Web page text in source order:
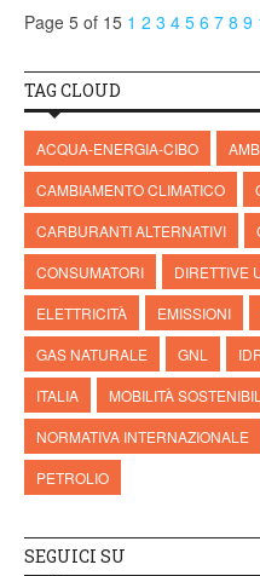
Page 5 of 15 1 2 3 4 5 6 7 8 9
TAG CLOUD
ACQUA-ENERGIA-CIBO
CAMBIAMENTO CLIMATICO
CARBURANTI ALTERNATIVI
CONSUMATORI
DIRETTIVE
ELETTRICITÀ
EMISSIONI
GAS NATURALE
GNL
ITALIA
MOBILITÀ
NORMATIVA INTERNAZIONALE
PETROLIO
SEGUICI SU